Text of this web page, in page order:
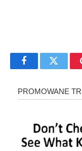
FacebookTwitter